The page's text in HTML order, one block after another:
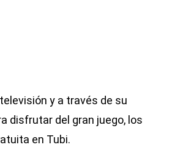
y a través de su
disfrutar del gran juego, los
en Tubi.